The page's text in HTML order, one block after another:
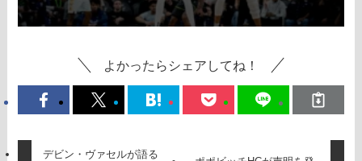
よかったらシェアしてね！
デビン・ヴァセルが語る